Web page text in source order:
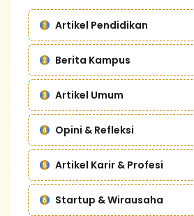
Artikel Pendidikan
Berita Kampus
Artikel Umum
Opini & Refleksi
Artikel Karir & Profesi
Startup & Wirausaha